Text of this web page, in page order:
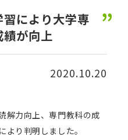
習により大学専
が向上
2020.10.20
解力向上、専門教科の成
り判明しました。